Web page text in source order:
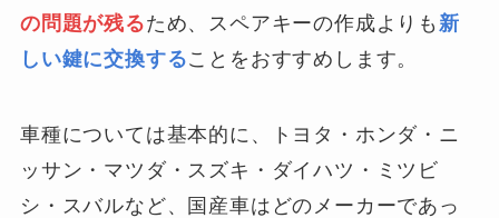
の問題が残るため、スペアキーの作成よりも 新
しい鍵に交換することをおすすめします。
車種については基本的に、トヨタ・ホンダ・ニ
ッサン・マツダ・スズキ・ダイハツ・ミツビ
シ・スバルなど、国産車はどのメーカーであっ